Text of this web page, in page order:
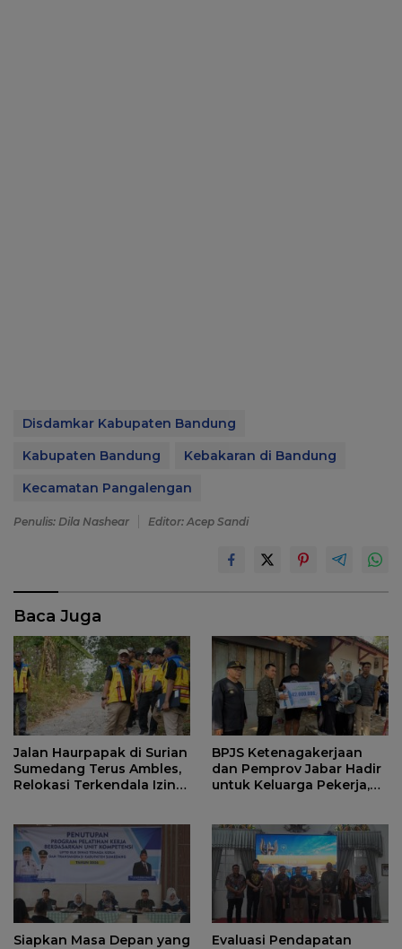
Disdamkar Kabupaten Bandung
Kabupaten Bandung
Kebakaran di Bandung
Kecamatan Pangalengan
Penulis: Dila Nashear Editor: Acep Sandi
Baca Juga
Jalan Haurpapak di Surian
Sumedang Terus Ambles,
Relokasi Terkendala Izin
BPJS Ketenagakerjaan
dan Pemprov Jabar Hadir
untuk Keluarga Pekerja,
Siapkan Masa Depan yang
Evaluasi Pendapatan